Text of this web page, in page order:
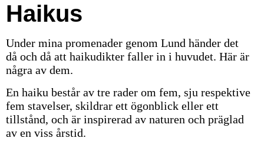
Haikus
Under mina promenader genom Lund händer det
då och då att haikudikter faller in i huvudet. Här är
några av dem.
En haiku består av tre rader om fem, sju respektive
fem stavelser, skildrar ett ögonblick eller ett
tillstånd, och är inspirerad av naturen och präglad
av en viss årstid.